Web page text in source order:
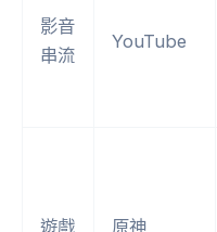
影音
串流
YouTube
遊戲 原神